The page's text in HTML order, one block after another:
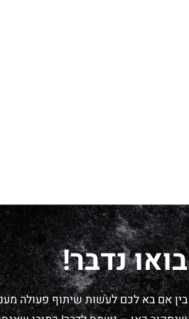
בואו נדבר!
בין אם בא לכם לעשות שיתוף פעולה